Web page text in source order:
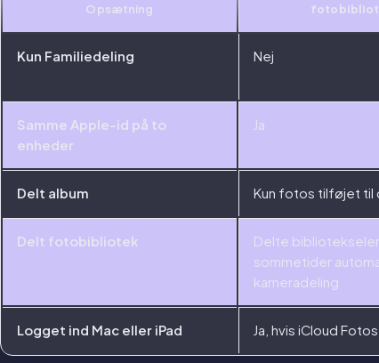
Opsætning
Kun Familiedeling Nej
Samme Apple-id på to
enheder
Ja
Delt album Kun fotos tilføjet til
Delt fotobibliotek
Delte
sommetider
kameradeling
Logget ind Mac eller iPad Ja, hvis iCloud